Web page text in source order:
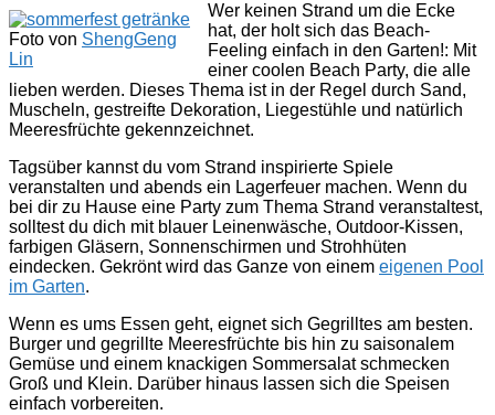
Foto von ShengGeng
Lin
Wer keinen Strand um die Ecke
hat, der holt sich das Beach-
Feeling einfach in den Garten!: Mit
einer coolen Beach Party, die alle
lieben werden. Dieses Thema ist in der Regel durch Sand,
Muscheln, gestreifte Dekoration, Liegestühle und natürlich
Meeresfrüchte gekennzeichnet.
Tagsüber kannst du vom Strand inspirierte Spiele
veranstalten und abends ein Lagerfeuer machen. Wenn du
bei dir zu Hause eine Party zum Thema Strand veranstaltest,
solltest du dich mit blauer Leinenwäsche, Outdoor-Kissen,
farbigen Gläsern, Sonnenschirmen und Strohhüten
eindecken. Gekrönt wird das Ganze von einem eigenen Pool
im Garten.
Wenn es ums Essen geht, eignet sich Gegrilltes am besten.
Burger und gegrillte Meeresfrüchte bis hin zu saisonalem
Gemüse und einem knackigen Sommersalat schmecken
Groß und Klein. Darüber hinaus lassen sich die Speisen
einfach vorbereiten.